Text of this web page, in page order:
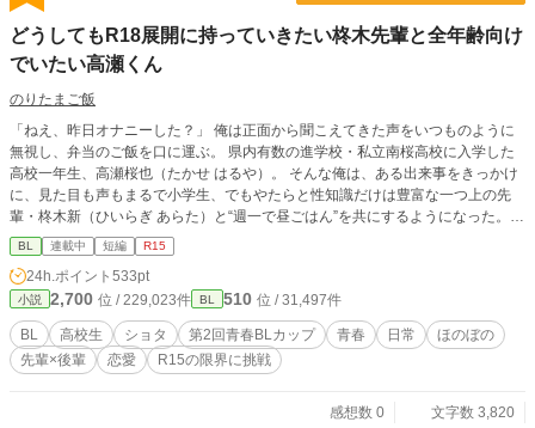
どうしてもR18展開に持っていきたい柊木先輩と全年齢向け
でいたい高瀬くん
のりたまご飯
「ねえ、昨日オナニーした？」 俺は正面から聞こえてきた声をいつものように
無視し、弁当のご飯を口に運ぶ。 県内有数の進学校・私立南桜高校に入学した
高校一年生、高瀬桜也（たかせ はるや）。 そんな俺は、ある出来事をきっかけ
に、見た目も声もまるで小学生、でもやたらと性知識だけは豊富な一つ上の先
輩・柊木新（ひいらぎ あらた）と“週一で昼ごはん”を共にするようになった。
ただ、俺の通うこの学校には、生徒の“不純な言動”を取り締まるための監視シス
テムが存在するようで...。 校内の至る所に設置されたカメラと音声検知により、
下ネタやそれに類する行為は即座に記録され、発覚すれば厳罰、最悪の場合、退
学もあり得るという。 そんな異常な環境にもかかわらず、柊木先輩は毎回のよ
うに下ネタやセクハラまがいの発言をぶつけてくるが、不思議なことに、今まで
一度も見つかったことはない。その秘密はどうやら、毎回昼ごはん会の会場であ
り、先輩が見つけたというこの「旧視聴覚室」にあるというが—— これは、の
ていきたい先輩との、やや不健全な青春BLラブコメ小説。
BL 連載中 短編 R15
24h.ポイント 533pt
小説 2,700 位 / 229,023件 BL 510 位 / 31,497件
BL 高校生 ショタ 第2回青春BLカップ 青春 日常
ほのぼの
先輩×後輩
恋愛 R15の限界に挑戦
感想数 0
文字数 3,820